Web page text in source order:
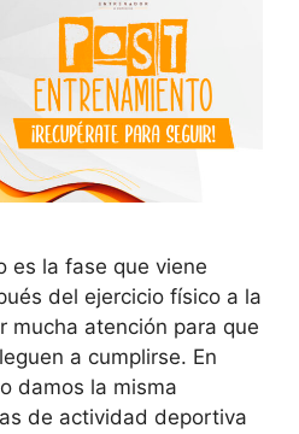
es la fase que viene
del ejercicio físico a la
mucha atención para que
a cumplirse. En
damos la misma
de actividad deportiva